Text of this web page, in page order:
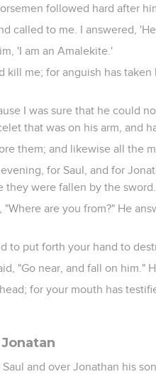
followed hard after
called to me. I answered,
'I am an Amalekite.'
kill me; for anguish has
I was sure that he could
that was on his arm, and
them; and likewise all the
for Saul, and for
they were fallen by the sword.
are you from?" He
to put forth your hand to
"Go near, and fall on him."
for your mouth has
and over Jonathan his son